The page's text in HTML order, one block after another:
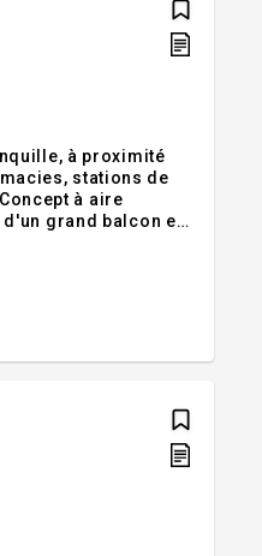
à proximité
stations de
à aire
grand balcon en